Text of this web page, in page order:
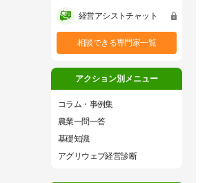
経営アシストチャット
相談できる専門家一覧
アクション別メニュー
コラム・事例集
農業一問一答
基礎知識
アグリウェブ経営診断